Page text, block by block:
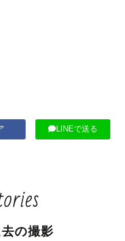
LINEで送る
の撮影